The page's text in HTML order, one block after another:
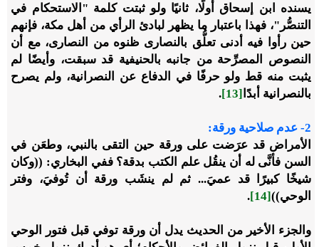
يسنده ابن إسحاق أولًا، ثانيًا ولو ثبتت كلمة "الاستحكام في
التنصُّر"، فهذا باعتبار ما يظهر لبادئ الرأي من أهل مكة، فإنهم
حين رأوا فيه أدنى تعلُّق بالنصارى ظنوه من النصارى، مع أن
النصوص المصرِّحة من جانبه بالحنيفية قد سبقت، وأيضًا لم
يثبت منه قط ولو حرفًا في الدفاع عن النصرانية، ولم يصرح
بالنصرانية أبدًا [13]
.
2- عدم صلاحية ورقة:
الأمراض قد عرَضت على ورقة حين التقى بالنبي، وطعَن في
السن فأنَّى له أن ينقُل علم الكتب بدقة؟ ففي البخاري: ((وكان
شيخًا كبيرًا قد عميَ... ثم لم ينشَب ورقة أن تُوفيَ، وفتر
الوحي))[14]
.
والجزء الأخير من الحديث يدل أن ورقة توفي قبل فتور الوحي